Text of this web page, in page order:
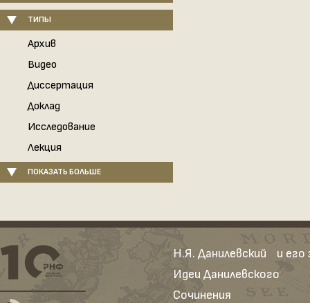
ТИПЫ
Архив
Видео
Диссертация
Доклад
Исследование
Лекция
ПОКАЗАТЬ БОЛЬШЕ
Н.Я. Данилевский и его
Идеи Данилевского
Сочинения